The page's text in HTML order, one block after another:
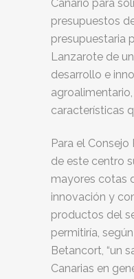
Canario para
presupuestos
presupuestaria
Lanzarote de
desarrollo e
características
Para el Consejo
de este centro
mayores cotas
innovación y
productos del
permitiría,
Betancort, “un
Canarias en